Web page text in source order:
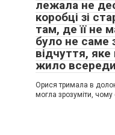
лежала не
коробці зі
там, де її не
було не саме
відчуття, яке
жило
Орися тримала в
могла зрозуміти,